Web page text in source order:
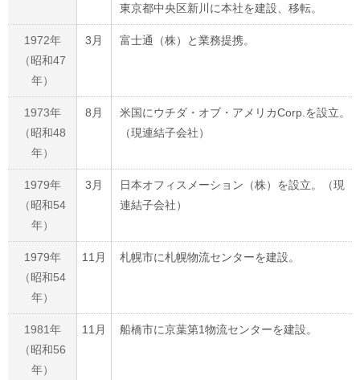
東京都中央区新川に本社を建設、移転。
1972年
（昭和47
年）
3月 富士通（株）と業務提携。
1973年
（昭和48
年）
8月
米国にウチダ・オブ・アメリカCorp.を設立。
（現連結子会社）
1979年
（昭和54
年）
3月
日本オフィスメーション（株）を設立。（現
連結子会社）
1979年
（昭和54
年）
11月 札幌市に札幌物流センターを建設。
1981年
（昭和56
年）
11月 船橋市に京葉第1物流センターを建設。